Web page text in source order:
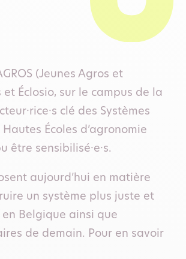
(Jeunes Agros et
Éclosio, sur le campus de la
clé des Systèmes
Écoles d’agronomie
être sensibilisé·e·s.
aujourd’hui en matière
un système plus juste et
Belgique ainsi que
de demain. Pour en savoir